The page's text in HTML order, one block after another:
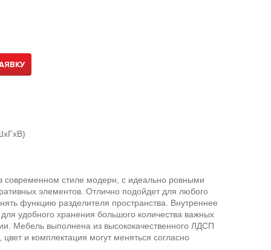
стиле модерн, с идеально ровными
элементов. Отлично подойдет для любого
функцию разделителя пространства. Внутреннее
удобного хранения большого количества важных
Мебель выполнена из высококачественного ЛДСП
и комплектация могут меняться согласно